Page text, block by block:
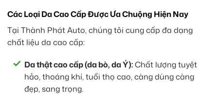
Các Loại Da Cao Cấp Được Ưa Chuộng Hiện Nay
Tại Thành Phát Auto, chúng tôi cung cấp đa dạng
chất liệu da cao cấp:
Da thật cao cấp (da bò, da Ý):Chất lượng tuyệt
hảo, thoáng khí, tuổi thọ cao, càng dùng càng
đẹp, sang trọng.